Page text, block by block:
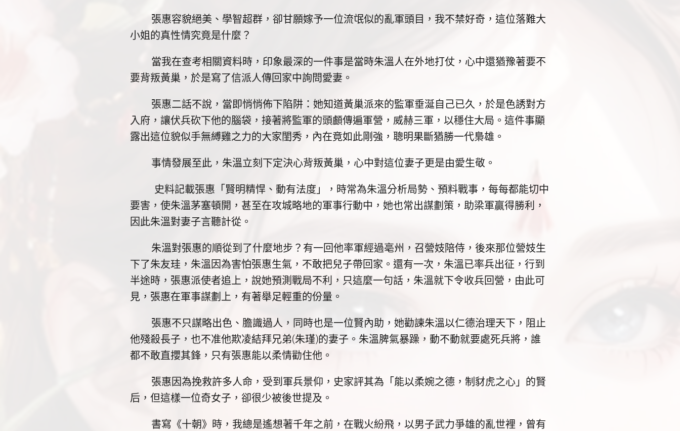
張惠容貌絕美、學智超群，卻甘願嫁予一位流氓似的亂軍頭目，我不禁好奇，這位落難大
小姐的真性情究竟是什麼？
當我在查考相關資料時，印象最深的一件事是當時朱溫人在外地打仗，心中還猶豫著要不
要背叛黃巢，於是寫了信派人傳回家中詢問愛妻。
張惠二話不說，當即悄悄佈下陷阱：她知道黃巢派來的監軍垂涎自己已久，於是色誘對方
入府，讓伏兵砍下他的腦袋，接著將監軍的頭顱傳遍軍營，威赫三軍，以穩住大局。這件事顯
露出這位貌似手無縛雞之力的大家閨秀，內在竟如此剛強，聰明果斷猶勝一代梟雄。
事情發展至此，朱溫立刻下定決心背叛黃巢，心中對這位妻子更是由愛生敬。
史料記載張惠「賢明精悍、動有法度」，時常為朱溫分析局勢、預料戰事，每每都能切中
要害，使朱溫茅塞頓開，甚至在攻城略地的軍事行動中，她也常出謀劃策，助梁軍贏得勝利，
因此朱溫對妻子言聽計從。
朱溫對張惠的順從到了什麼地步？有一回他率軍經過亳州，召營妓陪侍，後來那位營妓生
下了朱友珪，朱溫因為害怕張惠生氣，不敢把兒子帶回家。還有一次，朱溫已率兵出征，行到
半途時，張惠派使者追上，說她預測戰局不利，只這麼一句話，朱溫就下令收兵回營，由此可
見，張惠在軍事謀劃上，有著舉足輕重的份量。
張惠不只謀略出色、膽識過人，同時也是一位賢內助，她勸諫朱溫以仁德治理天下，阻止
他殘殺長子，也不准他欺凌結拜兄弟(朱瑾)的妻子。朱溫脾氣暴躁，動不動就要處死兵將，誰
都不敢直攖其鋒，只有張惠能以柔情勸住他。
張惠因為挽救許多人命，受到軍兵景仰，史家評其為「能以柔婉之德，制豺虎之心」的賢
后，但這樣一位奇女子，卻很少被後世提及。
書寫《十朝》時，我總是遙想著千年之前，在戰火紛飛，以男子武力爭雄的亂世裡，曾有